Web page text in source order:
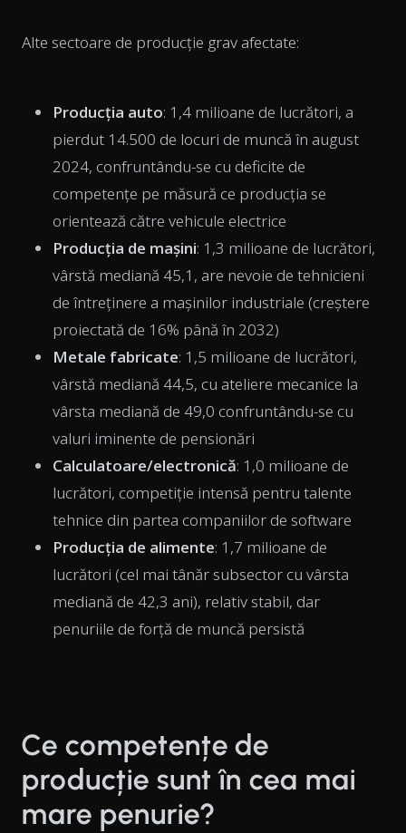
Alte sectoare de producție grav afectate:
Producția auto: 1,4 milioane de lucrători, a
pierdut 14.500 de locuri de muncă în august
2024, confruntându-se cu deficite de
competențe pe măsură ce producția se
orientează către vehicule electrice
Producția de mașini: 1,3 milioane de lucrători,
vârstă mediană 45,1, are nevoie de tehnicieni
de întreținere a mașinilor industriale (creștere
proiectată de 16% până în 2032)
Metale fabricate: 1,5 milioane de lucrători,
vârstă mediană 44,5, cu ateliere mecanice la
vârsta mediană de 49,0 confruntându-se cu
valuri iminente de pensionări
Calculatoare/electronică: 1,0 milioane de
lucrători, competiție intensă pentru talente
tehnice din partea companiilor de software
Producția de alimente: 1,7 milioane de
lucrători (cel mai tânăr subsector cu vârsta
mediană de 42,3 ani), relativ stabil, dar
penuriile de forță de muncă persistă
Ce competențe de
producție sunt în cea mai
mare penurie?